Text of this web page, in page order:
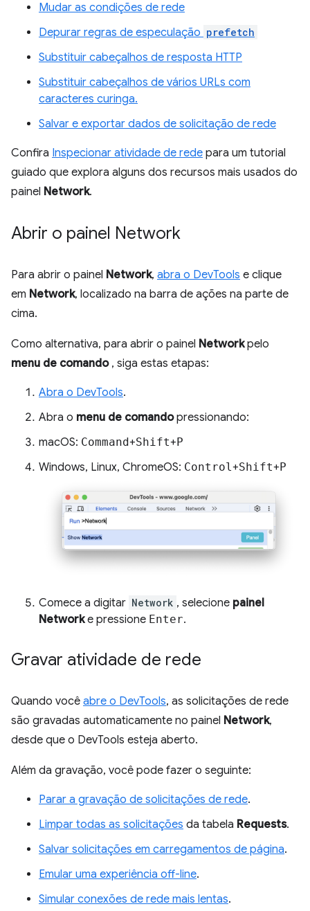
Mudar as condições de rede
Depurar regras de especulação prefetch
Substituir cabeçalhos de resposta HTTP
Substituir cabeçalhos de vários URLs com
caracteres curinga.
Salvar e exportar dados de solicitação de rede
Confira Inspecionar atividade de rede para um tutorial
guiado que explora alguns dos recursos mais usados do
painel Network.
Abrir o painel Network
Para abrir o painel Network, abra o DevTools e clique
em Network, localizado na barra de ações na parte de
cima.
Como alternativa, para abrir o painel Networkpelo
menu de comando, siga estas etapas:
Abra o DevTools.
Abra o menu de comandopressionando:
macOS: Command+Shift+P
Windows, Linux, ChromeOS: Control+Shift+P
Comece a digitar Network , selecione painel
Networke pressione Enter.
Gravar atividade de rede
Quando você abre o DevTools, as solicitações de rede
são gravadas automaticamente no painel Network,
desde que o DevTools esteja aberto.
Além da gravação, você pode fazer o seguinte:
Parar a gravação de solicitações de rede.
Limpar todas as solicitações da tabela Requests.
Salvar solicitações em carregamentos de página.
Emular uma experiência off-line.
Simular conexões de rede mais lentas.